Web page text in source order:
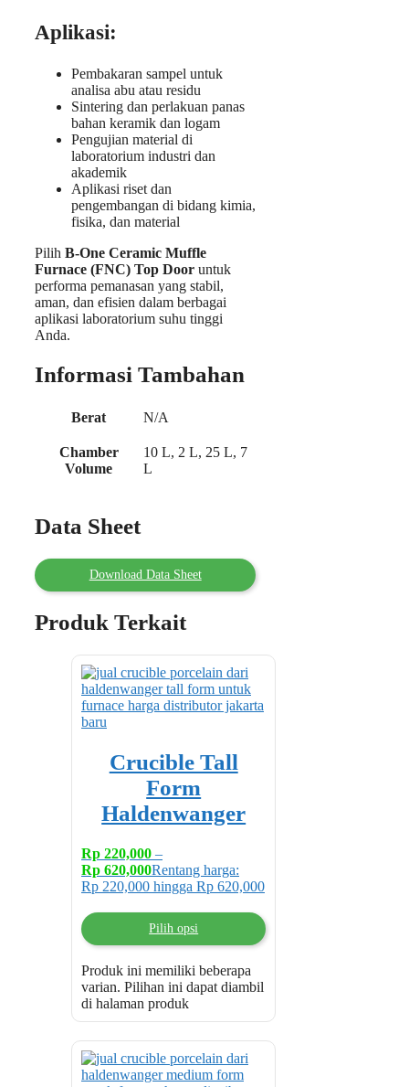
Aplikasi:
Pembakaran sampel untuk
analisa abu atau residu
Sintering dan perlakuan panas
bahan keramik dan logam
Pengujian material di
laboratorium industri dan
akademik
Aplikasi riset dan
pengembangan di bidang kimia,
fisika, dan material
Pilih B-One Ceramic Muffle
Furnace (FNC) Top Door untuk
performa pemanasan yang stabil,
aman, dan efisien dalam berbagai
aplikasi laboratorium suhu tinggi
Anda.
Informasi Tambahan
Berat N/A
Chamber
Volume
10 L, 2 L, 25 L, 7
L
Data Sheet
Download Data Sheet
Produk Terkait
Crucible Tall
Form
Haldenwanger
Rp 220,000 –
Rp 620,000Rentang harga:
Rp 220,000 hingga Rp 620,000
Pilih opsi
Produk ini memiliki beberapa
varian. Pilihan ini dapat diambil
di halaman produk